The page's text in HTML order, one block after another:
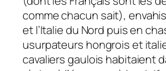
comme chacun sait),
et l’Italie du Nord puis en
usurpateurs hongrois et
cavaliers gaulois habitaient